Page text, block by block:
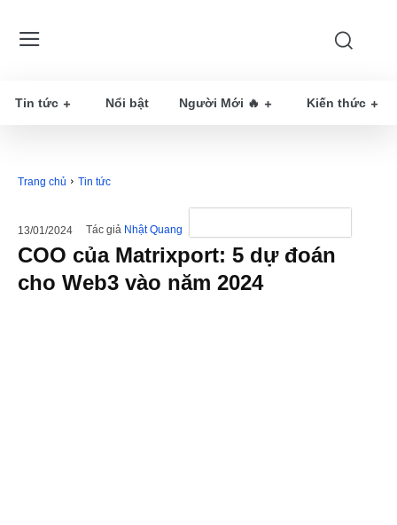
Tin tức Nổi bật Người Mới 🔥 Kiến thức
Trang chủ Tin tức
13/01/2024 Tác giả Nhật Quang
COO của Matrixport: 5 dự đoán
cho Web3 vào năm 2024